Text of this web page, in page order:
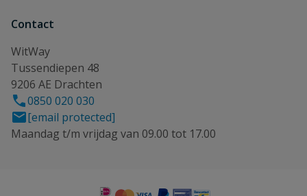
Contact
WitWay
Tussendiepen 48
9206 AE Drachten
0850 020 030
[email protected]
Maandag t/m vrijdag van 09.00 tot 17.00